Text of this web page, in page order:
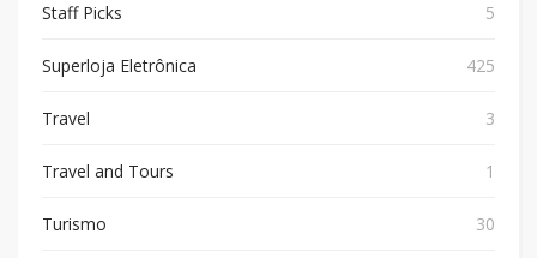
Staff Picks 5
Superloja Eletrônica 425
Travel 3
Travel and Tours 1
Turismo 30